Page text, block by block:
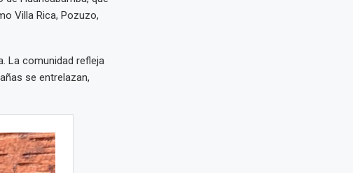
Villa Rica, Pozuzo,
La comunidad refleja
se entrelazan,